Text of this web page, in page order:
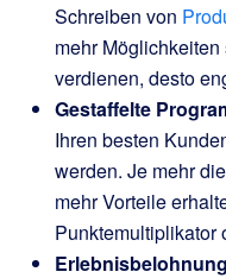
Schreiben von
mehr
verdienen, desto
Gestaffelte
Ihren besten
werden. Je mehr
mehr Vorteile
Punktemultiplikator